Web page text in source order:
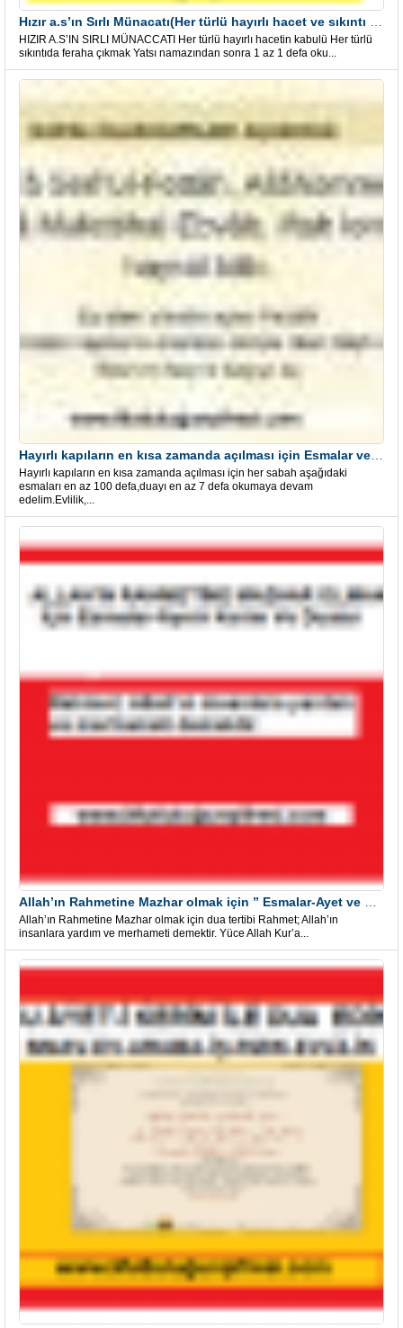
HIZIR A.S’IN SIRLI MÜNACCATI Her türlü hayırlı hacetin kabulü Her türlü
sıkıntıda feraha çıkmak Yatsı namazından sonra 1 az 1 defa oku...
Hayırlı kapıların en kısa zamanda açılması için her sabah aşağıdaki
esmaları en az 100 defa,duayı en az 7 defa okumaya devam
edelim.Evlilik,...
Allah’ın Rahmetine Mazhar olmak için dua tertibi Rahmet; Allah’ın
insanlara yardım ve merhameti demektir. Yüce Allah Kur’a...